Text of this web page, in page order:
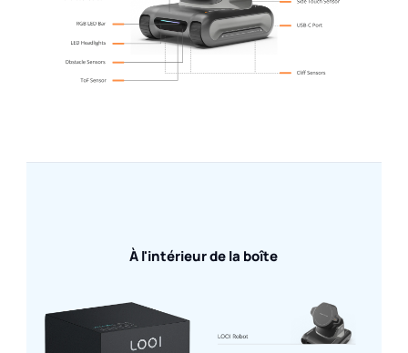
À l'intérieur de la boîte